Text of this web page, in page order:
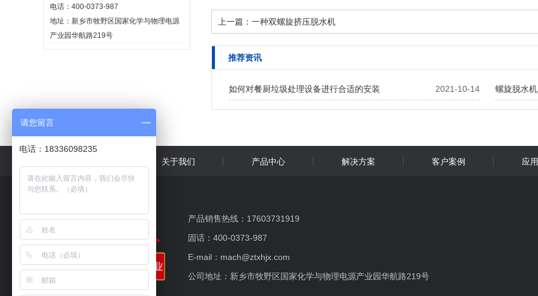
电话：400-0373-987
地址：新乡市牧野区国家化学与物理电源
产业园华航路219号
上一篇： 一种双螺旋挤压脱水机
推荐资讯
2021-10-14
如何对餐厨垃圾处理设备进行合适的安装 螺旋脱水机
关于我们 产品中心 解决方案 客户案例 应
产品销售热线：17603731919
固话：400-0373-987
E-mail：mach@ztxhjx.com
公司地址：新乡市牧野区国家化学与物理电源产业园华航路219号
请您留言
电话：18336098235